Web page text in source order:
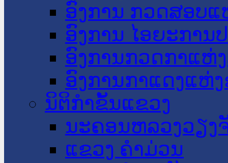
ອົງການ ກວດສອບແ
ອົງການ ໄອຍະການ
ອົງການກວດກາແຫ່
ອົງການກາແດງແຫ່
ນິຕິກໍາຂັ້ນແຂວງ
ນະ​ຄອນ​ຫລວງວຽງ
ແຂວງ ຄໍາມ່ວນ